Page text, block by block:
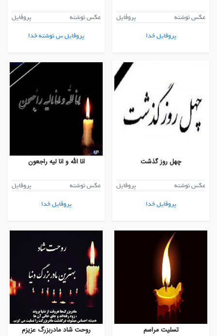
عکس نوشته
پروفایل
پروفایل خدا
عکس نوشته
پروفایل
پروفایل س نوشته خدا
چهل روز گذشت
عکس نوشته
پروفایل
پروفایل خدا
انا الله و انا لیه راجعون
عکس نوشته
پروفایل
پروفایل خدا
تسلیت مراسم روحت شاد مادربزرگ عزیزم